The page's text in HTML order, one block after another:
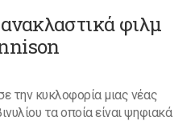
φιλμ
την κυκλοφορία μιας νέας
τα οποία είναι ψηφιακά